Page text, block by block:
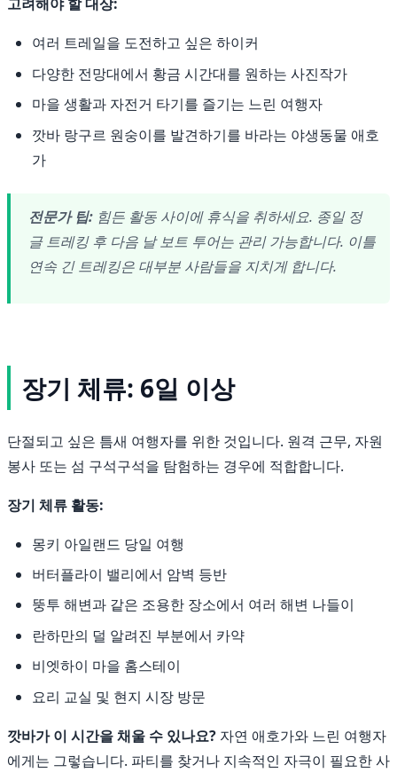
고려해야 할 대상:
여러 트레일을 도전하고 싶은 하이커
다양한 전망대에서 황금 시간대를 원하는 사진작가
마을 생활과 자전거 타기를 즐기는 느린 여행자
깟바 랑구르 원숭이를 발견하기를 바라는 야생동물 애호
가
전문가 팁: 힘든 활동 사이에 휴식을 취하세요. 종일 정
글 트레킹 후 다음 날 보트 투어는 관리 가능합니다. 이틀
연속 긴 트레킹은 대부분 사람들을 지치게 합니다.
장기 체류: 6일 이상
단절되고 싶은 틈새 여행자를 위한 것입니다. 원격 근무, 자원
봉사 또는 섬 구석구석을 탐험하는 경우에 적합합니다.
장기 체류 활동:
몽키 아일랜드 당일 여행
버터플라이 밸리에서 암벽 등반
뚱투 해변과 같은 조용한 장소에서 여러 해변 나들이
란하만의 덜 알려진 부분에서 카약
비엣하이 마을 홈스테이
요리 교실 및 현지 시장 방문
깟바가 이 시간을 채울 수 있나요? 자연 애호가와 느린 여행자
에게는 그렇습니다. 파티를 찾거나 지속적인 자극이 필요한 사